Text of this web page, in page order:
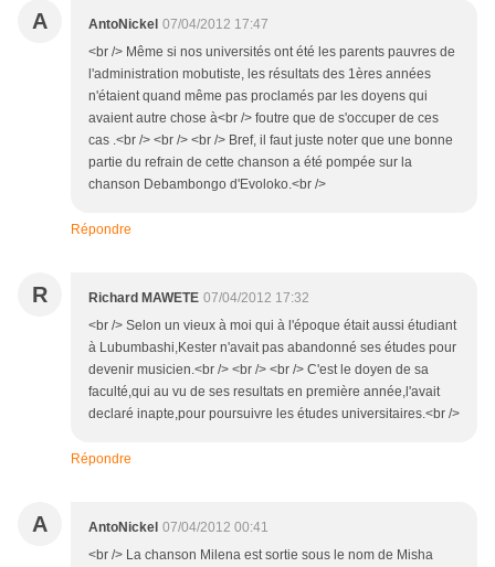
A AntoNickel 07/04/2012 17:47
<br /> Même si nos universités ont été les parents pauvres de
l'administration mobutiste, les résultats des 1ères années
n'étaient quand même pas proclamés par les doyens qui
avaient autre chose à<br /> foutre que de s'occuper de ces
cas .<br /> <br /> <br /> Bref, il faut juste noter que une bonne
partie du refrain de cette chanson a été pompée sur la
chanson Debambongo d'Evoloko.<br />
Répondre
R Richard MAWETE 07/04/2012 17:32
<br /> Selon un vieux à moi qui à l'époque était aussi étudiant
à Lubumbashi,Kester n'avait pas abandonné ses études pour
devenir musicien.<br /> <br /> <br /> C'est le doyen de sa
faculté,qui au vu de ses resultats en première année,l'avait
declaré inapte,pour poursuivre les études universitaires.<br />
Répondre
A AntoNickel 07/04/2012 00:41
<br /> La chanson Milena est sortie sous le nom de Misha